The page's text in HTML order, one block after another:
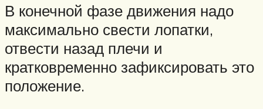
В конечной фазе движения надо
максимально свести лопатки,
отвести назад плечи и
кратковременно зафиксировать это
положение.